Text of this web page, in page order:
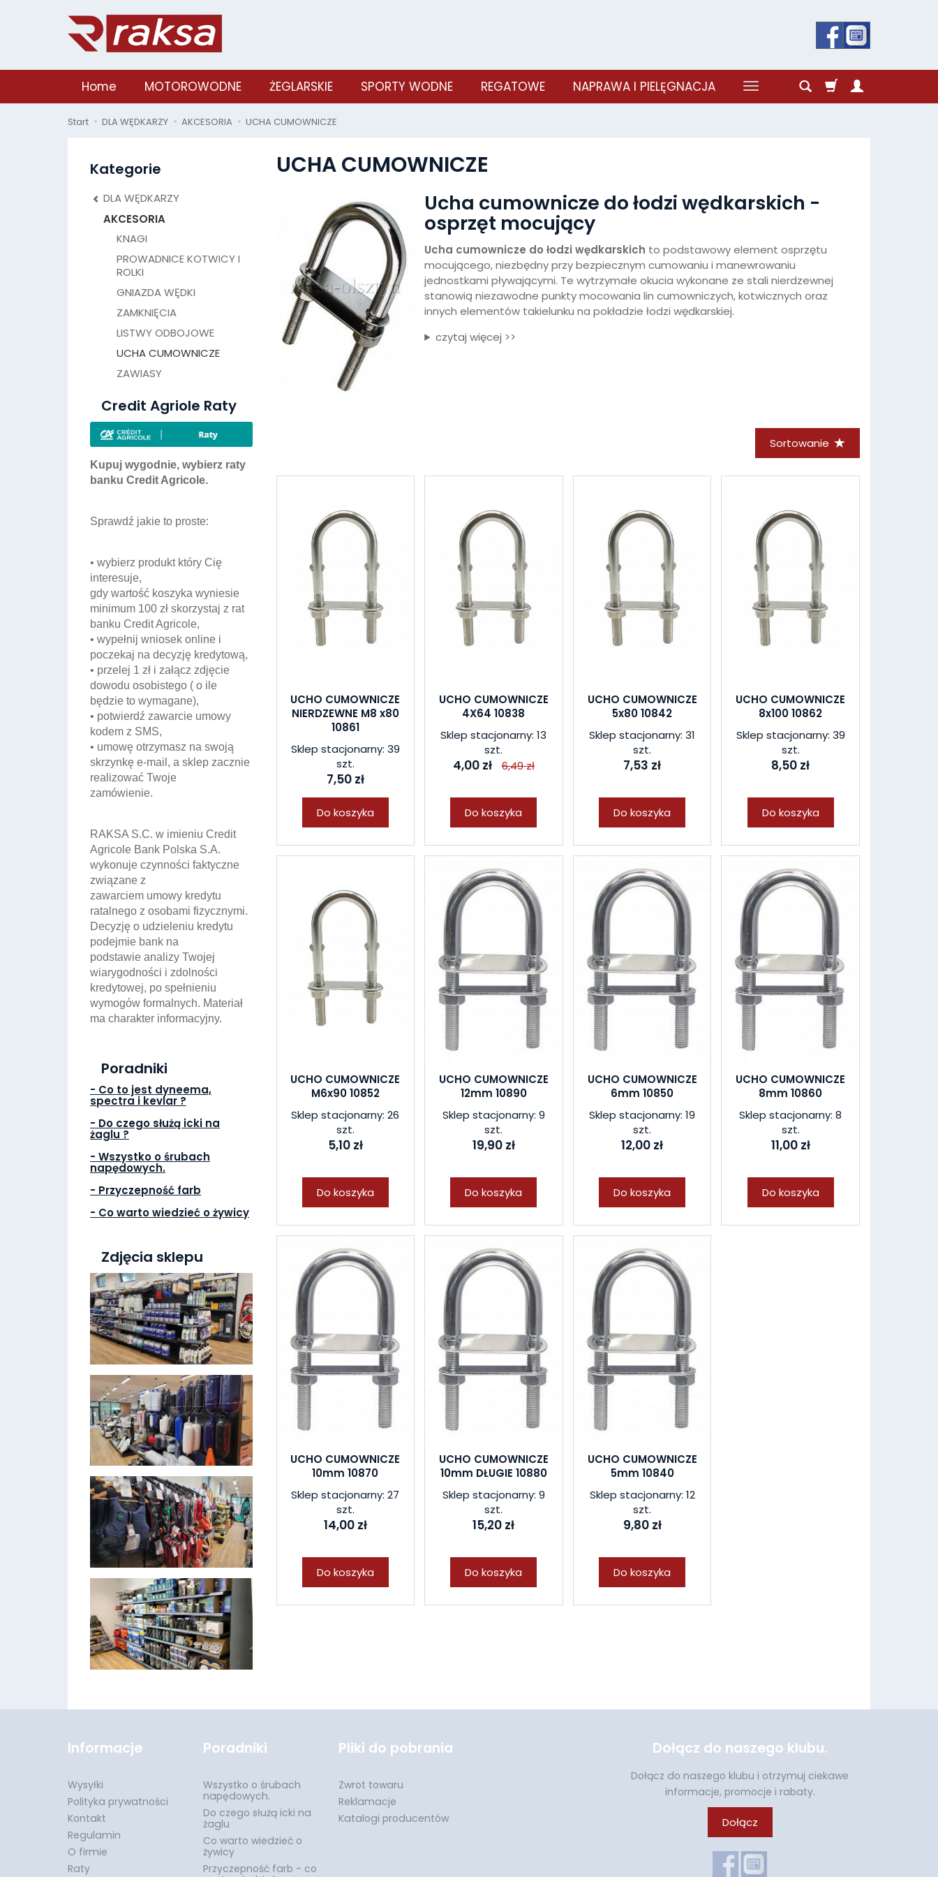
Home MOTOROWODNE ŻEGLARSKIE SPORTY WODNE REGATOWE NAPRAWA I PIELĘGNACJA
Start DLA WĘDKARZY AKCESORIA UCHA CUMOWNICZE
UCHA CUMOWNICZE
Ucha cumownicze do łodzi wędkarskich -
osprzęt mocujący
Ucha cumownicze do łodzi wędkarskich to podstawowy element osprzętu
mocującego, niezbędny przy bezpiecznym cumowaniu i manewrowaniu
jednostkami pływającymi. Te wytrzymałe okucia wykonane ze stali nierdzewnej
stanowią niezawodne punkty mocowania lin cumowniczych, kotwicznych oraz
innych elementów takielunku na pokładzie łodzi wędkarskiej.
czytaj więcej >>
Sortowanie
UCHO CUMOWNICZE
NIERDZEWNE M8 x80
10861
Sklep stacjonarny: 39
szt.
7,50 zł
Do koszyka
UCHO CUMOWNICZE
4X64 10838
Sklep stacjonarny: 13
szt.
4,00 zł 6,49 zł
Do koszyka
UCHO CUMOWNICZE
5x80 10842
Sklep stacjonarny: 31
szt.
7,53 zł
Do koszyka
UCHO CUMOWNICZE
8x100 10862
Sklep stacjonarny: 39
szt.
8,50 zł
Do koszyka
UCHO CUMOWNICZE
M6x90 10852
Sklep stacjonarny: 26
szt.
5,10 zł
Do koszyka
UCHO CUMOWNICZE
12mm 10890
Sklep stacjonarny: 9
szt.
19,90 zł
Do koszyka
UCHO CUMOWNICZE
6mm 10850
Sklep stacjonarny: 19
szt.
12,00 zł
Do koszyka
UCHO CUMOWNICZE
8mm 10860
Sklep stacjonarny: 8
szt.
11,00 zł
Do koszyka
UCHO CUMOWNICZE
10mm 10870
Sklep stacjonarny: 27
szt.
14,00 zł
Do koszyka
UCHO CUMOWNICZE
10mm DŁUGIE 10880
Sklep stacjonarny: 9
szt.
15,20 zł
Do koszyka
UCHO CUMOWNICZE
5mm 10840
Sklep stacjonarny: 12
szt.
9,80 zł
Do koszyka
Kategorie
DLA WĘDKARZY
AKCESORIA
KNAGI
PROWADNICE KOTWICY I
ROLKI
GNIAZDA WĘDKI
ZAMKNIĘCIA
LISTWY ODBOJOWE
UCHA CUMOWNICZE
ZAWIASY
Credit Agriole Raty
Kupuj wygodnie, wybierz raty
banku Credit Agricole.
Sprawdź jakie to proste:
• wybierz produkt który Cię
interesuje,
gdy wartość koszyka wyniesie
minimum 100 zł skorzystaj z rat
banku Credit Agricole,
• wypełnij wniosek online i
poczekaj na decyzję kredytową,
• przelej 1 zł i załącz zdjęcie
dowodu osobistego ( o ile
będzie to wymagane),
• potwierdź zawarcie umowy
kodem z SMS,
• umowę otrzymasz na swoją
skrzynkę e-mail, a sklep zacznie
realizować Twoje
zamówienie.
RAKSA S.C. w imieniu Credit
Agricole Bank Polska S.A.
wykonuje czynności faktyczne
związane z
zawarciem umowy kredytu
ratalnego z osobami fizycznymi.
Decyzję o udzieleniu kredytu
podejmie bank na
podstawie analizy Twojej
wiarygodności i zdolności
kredytowej, po spełnieniu
wymogów formalnych. Materiał
ma charakter informacyjny.
Poradniki
- Co to jest dyneema,
spectra i kevlar ?
- Do czego służą icki na
żaglu ?
- Wszystko o śrubach
napędowych.
- Przyczepność farb
- Co warto wiedzieć o żywicy
Zdjęcia sklepu
Informacje
Wysyłki
Polityka prywatności
Kontakt
Regulamin
O firmie
Raty
Poradniki
Wszystko o śrubach
napędowych.
Do czego służą icki na
żaglu
Co warto wiedzieć o
żywicy
Przyczepność farb - co
Pliki do pobrania
Zwrot towaru
Reklamacje
Katalogi producentów
Dołącz do naszego klubu.
Dołącz do naszego klubu i otrzymuj ciekawe
informacje, promocje i rabaty.
Dołącz